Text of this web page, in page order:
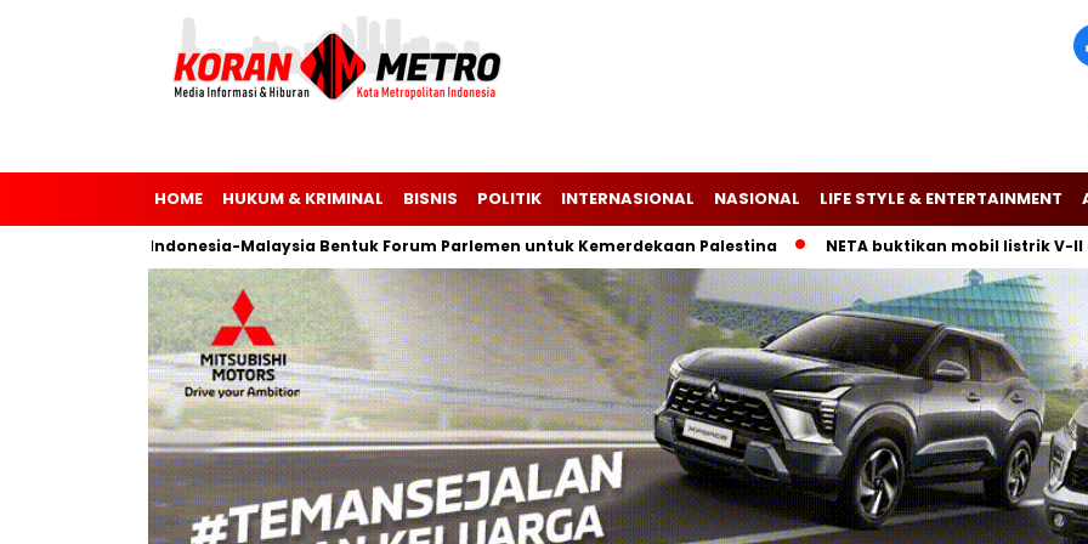
HOME HUKUM & KRIMINAL BISNIS POLITIK INTERNASIONAL NASIONAL LIFE STYLE & ENTERTAINMENT
Indonesia-Malaysia Bentuk Forum Parlemen untuk Kemerdekaan Palestina NETA buktikan mobil listrik V-II